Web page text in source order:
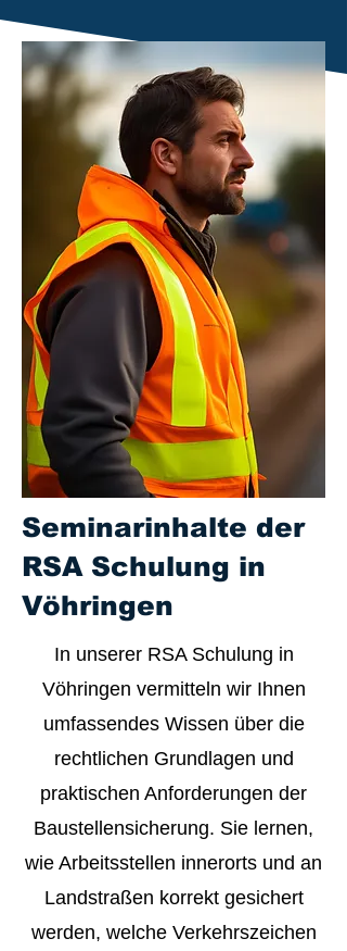
Seminarinhalte der
RSA Schulung in
Vöhringen
In unserer RSA Schulung in
Vöhringen vermitteln wir Ihnen
umfassendes Wissen über die
rechtlichen Grundlagen und
praktischen Anforderungen der
Baustellensicherung. Sie lernen,
wie Arbeitsstellen innerorts und an
Landstraßen korrekt gesichert
werden, welche Verkehrszeichen